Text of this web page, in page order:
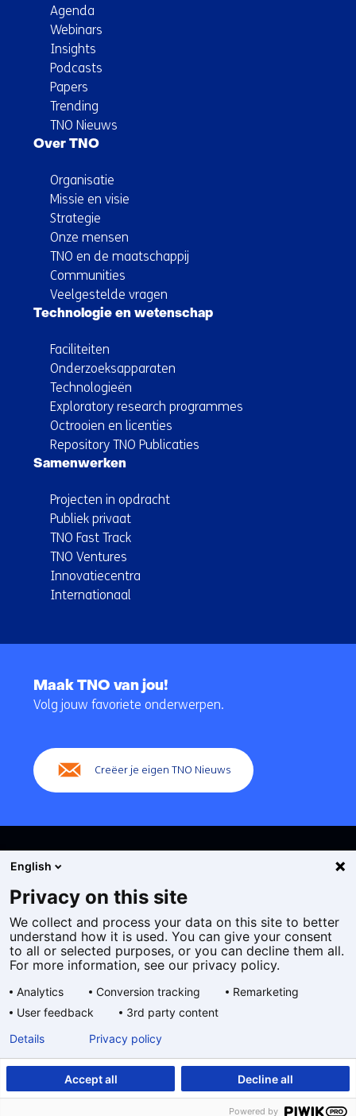
Agenda
Webinars
Insights
Podcasts
Papers
Trending
TNO Nieuws
Over TNO
Organisatie
Missie en visie
Strategie
Onze mensen
TNO en de maatschappij
Communities
Veelgestelde vragen
Technologie en wetenschap
Faciliteiten
Onderzoeksapparaten
Technologieën
Exploratory research programmes
Octrooien en licenties
Repository TNO Publicaties
Samenwerken
Projecten in opdracht
Publiek privaat
TNO Fast Track
TNO Ventures
Innovatiecentra
Internationaal
navigatie
Maak TNO van jou!
Volg jouw favoriete onderwerpen.
Creëer je eigen TNO Nieuws
Cookies
Privacy statement
Toegankelijkheid
Algemene voorwaarden
taal:
English
Privacy on this site
We collect and process your data on this site to better
understand how it is used. You can give your consent
to all or selected purposes, or you can decline them all.
For more information, see our privacy policy.
Analytics Conversion tracking
Remarketing
User feedback
3rd party content
Accept all Decline all
Details Privacy policy
Powered by